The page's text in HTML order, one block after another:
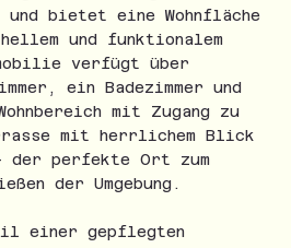
bietet eine Wohnfläche
und funktionalem
verfügt über
ein Badezimmer und
mit Zugang zu
mit herrlichem Blick
der perfekte Ort zum
der Umgebung.
einer gepflegten